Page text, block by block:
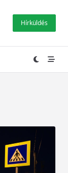
Hírküldés